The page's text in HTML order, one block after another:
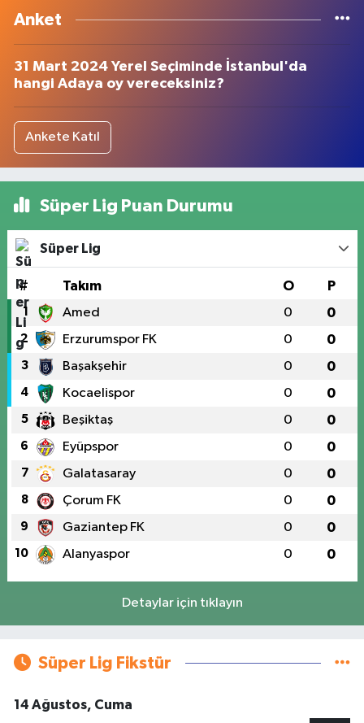
Anket
31 Mart 2024 Yerel Seçiminde İstanbul'da
hangi Adaya oy vereceksiniz?
Ankete Katıl
Süper Lig Puan Durumu
Süper Lig
# Takım O P
1 Amed 0 0
2 Erzurumspor FK 0 0
3 Başakşehir 0 0
4 Kocaelispor 0 0
5 Beşiktaş 0 0
6 Eyüpspor 0 0
7 Galatasaray 0 0
8 Çorum FK 0 0
9 Gaziantep FK 0 0
10 Alanyaspor 0 0
Detaylar için tıklayın
Süper Lig Fikstür
14 Ağustos, Cuma